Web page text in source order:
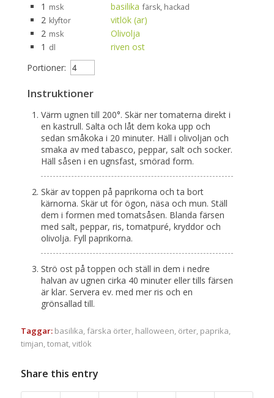
1 msk basilika färsk, hackad
2 klyftor
vitlök (ar)
2 msk
Olivolja
1 dl
riven ost
Portioner:
Instruktioner
Värm ugnen till 200°. Skär ner tomaterna direkt i
en kastrull. Salta och låt dem koka upp och
sedan småkoka i 20 minuter. Häll i olivoljan och
smaka av med tabasco, peppar, salt och socker.
Häll såsen i en ugnsfast, smörad form.
Skär av toppen på paprikorna och ta bort
kärnorna. Skär ut för ögon, näsa och mun. Ställ
dem i formen med tomatsåsen. Blanda färsen
med salt, peppar, ris, tomatpuré, kryddor och
olivolja. Fyll paprikorna.
Strö ost på toppen och ställ in dem i nedre
halvan av ugnen cirka 40 minuter eller tills färsen
är klar. Servera ev. med mer ris och en
grönsallad till.
Taggar: basilika,färska örter, halloween, örter, paprika,
timjan,tomat,vitlök
Share this entry